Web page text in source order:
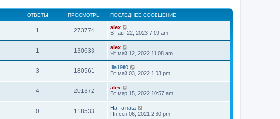
ОТВЕТЫ ПРОСМОТРЫ ПОСЛЕДНЕЕ СООБЩЕНИЕ
1 273774
alex
Вт авг 22, 2023 7:09 am
1 130633
alex
Чт май 12, 2022 11:08 am
3 180561
Ilia1980
Вт май 03, 2022 1:03 pm
4 201372
alex
Вт мар 15, 2022 10:57 am
0 118533
На та nata
Пн сен 06, 2021 2:30 pm